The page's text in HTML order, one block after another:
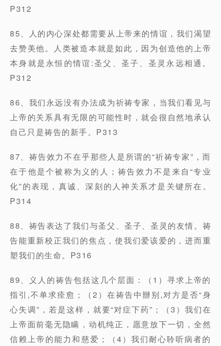
P312
85、人的内心深处都需要从上帝来的情谊，我们渴望
去赞美他。人类被造本就是如此，因为创造他的上帝
本身就是永恒的情谊:圣父、圣子、圣灵永远相通。
P312
86、我们永远没有办法成为祈祷专家，当我们看见与
上帝的关系具有无限的可能性时，就会很自然地承认
自己只是祷告的新手。P313
87、祷告效力不在乎那些人是所谓的“祈祷专家”，而
在于他是个被称为义的人；祷告效力不是来自“专业
化”的表现，真诚、深刻的人神关系才是关键所在。
P314
88、祷告表达了我们与圣父、圣子、圣灵的友情。祷
告能重新校正我们的焦点，使我们爱该爱的，进而重
塑我们的生命。P316
89、义人的祷告包括这几个层面：（1）寻求上帝的
指引,不单求痊愈；（2）在祷告中辦别,对方是否“身
心失调”，若是这样，就要“对症下药”；（3）我们在
上帝面前毫无隐瞒，动机纯正，愿意放下一切，全然
信赖上帝的能力和慈爱；（4）我们耐心聆听病者的